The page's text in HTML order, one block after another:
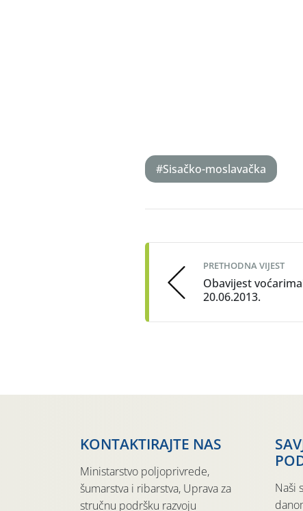
#Sisačko-moslavačka
navigation
PRETHODNA VIJEST
Obavijest
20.06.2013.
KONTAKTIRAJTE NAS
Ministarstvo poljoprivrede,
šumarstva i ribarstva, Uprava za
stručnu podršku razvoju
Naši